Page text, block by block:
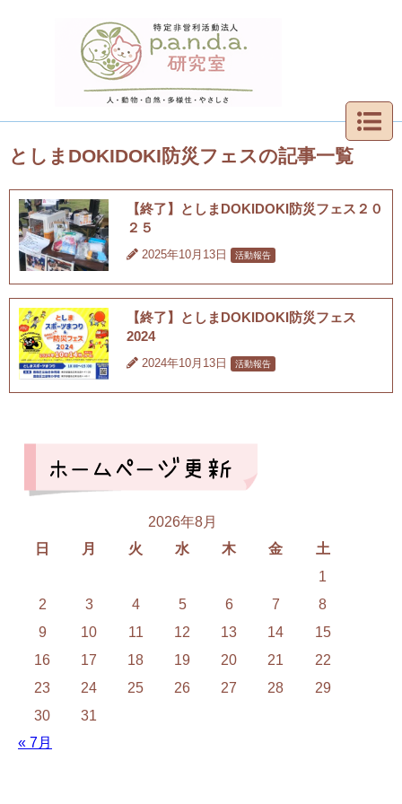
としまDOKIDOKI防災フェスの記事一覧
【終了】としまDOKIDOKI防災フェス２０
２５
2025年10月13日 活動報告
【終了】としまDOKIDOKI防災フェス
2024
2024年10月13日 活動報告
2026年8月
日
月 火 水 木 金
土
1
2
3 4 5 6 7
8
9
10 11 12 13 14
15
16
17 18 19 20 21
22
23
24 25 26 27 28
29
30
31
« 7月